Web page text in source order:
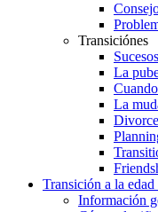
Transiciónes
La
La
Divorce
Transición a la edad
Información